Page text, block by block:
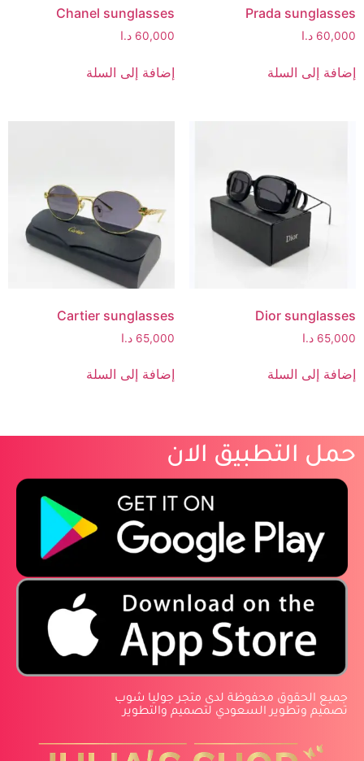
Prada sunglasses
60,000 د.ا
إضافة إلى السلة
Chanel sunglasses
60,000 د.ا
إضافة إلى السلة
Dior sunglasses
65,000 د.ا
إضافة إلى السلة
Cartier sunglasses
65,000 د.ا
إضافة إلى السلة
حمل التطبيق الان
‏جميع الحقوق محفوظة لدى متجر جوليا شوب
‏تصميم وتطوير السعودي لتصميم والتطوير